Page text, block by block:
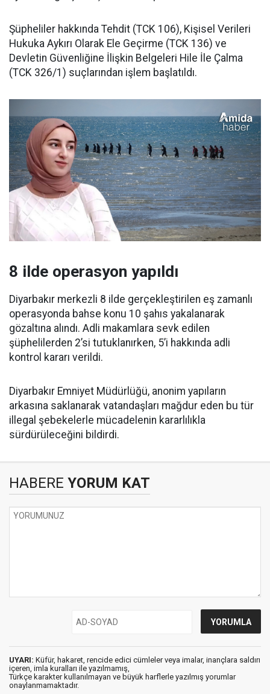
Şüpheliler hakkında Tehdit (TCK 106), Kişisel Verileri
Hukuka Aykırı Olarak Ele Geçirme (TCK 136) ve
Devletin Güvenliğine İlişkin Belgeleri Hile İle Çalma
(TCK 326/1) suçlarından işlem başlatıldı.
8 ilde operasyon yapıldı
Diyarbakır merkezli 8 ilde gerçekleştirilen eş zamanlı
operasyonda bahse konu 10 şahıs yakalanarak
gözaltına alındı. Adli makamlara sevk edilen
şüphelilerden 2’si tutuklanırken, 5’i hakkında adli
kontrol kararı verildi.
Diyarbakır Emniyet Müdürlüğü, anonim yapıların
arkasına saklanarak vatandaşları mağdur eden bu tür
illegal şebekelerle mücadelenin kararlılıkla
sürdürüleceğini bildirdi.
HABERE YORUM KAT
UYARI: Küfür, hakaret, rencide edici cümleler veya imalar, inançlara saldırı
içeren, imla kuralları ile yazılmamış,
Türkçe karakter kullanılmayan ve büyük harflerle yazılmış yorumlar
onaylanmamaktadır.